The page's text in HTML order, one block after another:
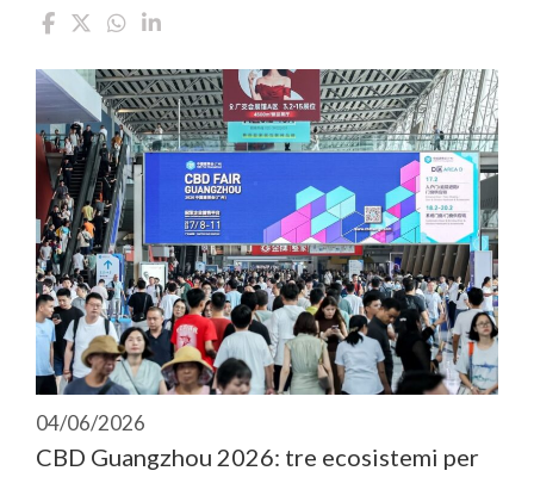
04/06/2026
CBD Guangzhou 2026: tre ecosistemi per